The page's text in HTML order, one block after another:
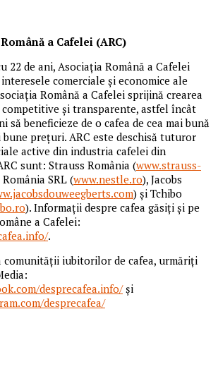
a Cafelei (ARC)
22 de ani, Asociaţia Română a Cafelei
comerciale şi economice ale
Română a Cafelei sprijină crearea
şi transparente, astfel încât
să beneficieze de o cafea de cea mai bună
preţuri. ARC este deschisă tuturor
active din industria cafelei din
sunt: Strauss România (www.strauss-
SRL (www.nestle.ro), Jacobs
) și Tchibo
). Informații despre cafea găsiți și pe
a Cafelei:
.
comunității iubitorilor de cafea, urmăriți
desprecafea.info/și
desprecafea/